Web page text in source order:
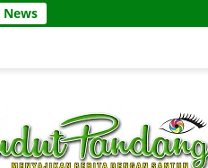
News